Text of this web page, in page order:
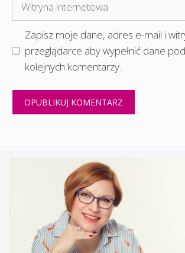
internetowa
Zapisz moje dane, adres e-mail i
przeglądarce aby wypełnić dane
kolejnych komentarzy.